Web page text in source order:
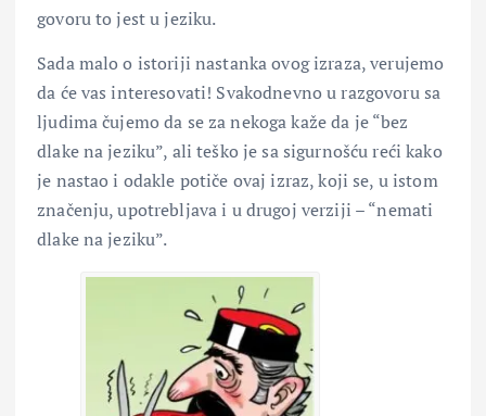
govoru to jest u jeziku.
Sada malo o istoriji nastanka ovog izraza, verujemo
da će vas interesovati! Svakodnevno u razgovoru sa
ljudima čujemo da se za nekoga kaže da je “bez
dlake na jeziku”, ali teško je sa sigurnošću reći kako
je nastao i odakle potiče ovaj izraz, koji se, u istom
značenju, upotrebljava i u drugoj verziji – “nemati
dlake na jeziku”.